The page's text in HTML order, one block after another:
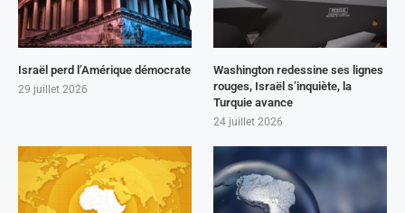
Israël perd l’Amérique démocrate
29 juillet 2026
Washington redessine ses lignes
rouges, Israël s’inquiète, la
Turquie avance
24 juillet 2026